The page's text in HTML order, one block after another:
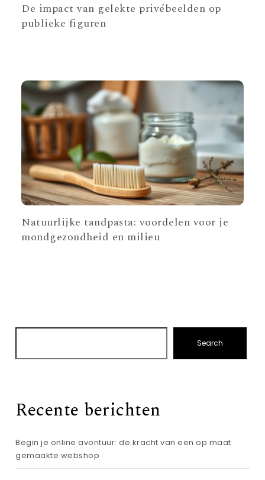
De impact van gelekte privébeelden op
publieke figuren
Natuurlijke tandpasta: voordelen voor je
mondgezondheid en milieu
Search
Recente berichten
Begin je online avontuur: de kracht van een op maat
gemaakte webshop